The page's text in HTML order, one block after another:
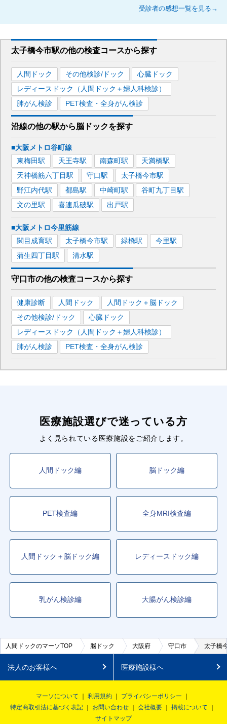
受診者の感想一覧を見る→
太子橋今市駅の他の検査コースから探す
人間ドック その他検診/ドック
心臓ドック
レディースドック（人間ドック＋婦人科検診）
肺がん検診
PET検査・全身がん検診
沿線の他の駅から脳ドックを探す
■大阪メトロ谷町線
東梅田駅 天王寺駅 南森町駅 天満橋駅
天神橋筋六丁目駅 守口駅 太子橋今市駅
野江内代駅 都島駅 中崎町駅 谷町九丁目駅
文の里駅 喜連瓜破駅 出戸駅
■大阪メトロ今里筋線
関目成育駅 太子橋今市駅 緑橋駅 今里駅
蒲生四丁目駅 清水駅
守口市の他の検査コースから探す
健康診断 人間ドック
人間ドック＋脳ドック
その他検診/ドック
心臓ドック
レディースドック（人間ドック＋婦人科検診）
肺がん検診
PET検査・全身がん検診
医療施設選びで迷っている方
よく見られている医療施設をご紹介します。
人間ドック編 脳ドック編
PET検査編 全身MRI検査編
人間ドック＋脳ドック編 レディースドック編
乳がん検診編 大腸がん検診編
人間ドックのマーソTOP 脳ドック 大阪府 守口市 太子橋
法人のお客様へ 医療施設様へ
マーソについて 利用規約
プライバシーポリシー
特定商取引法に基づく表記
お問い合わせ 会社概要
掲載について
サイトマップ